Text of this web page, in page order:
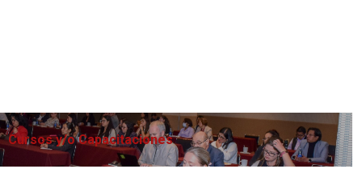
Cursos y/o Capacitaciones